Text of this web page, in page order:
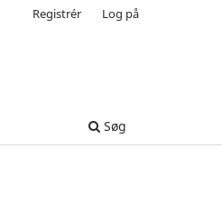
Søg
Registrér Log på